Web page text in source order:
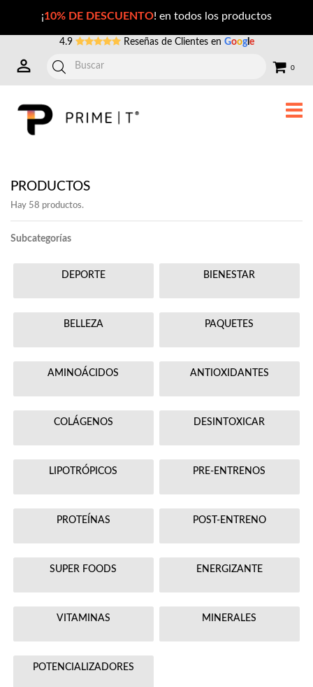
¡10% DE DESCUENTO! en todos los productos
4.9 Reseñas de Clientes en Google
0
PRODUCTOS
Hay 58 productos.
Subcategorías
DEPORTE BIENESTAR
BELLEZA PAQUETES
AMINOÁCIDOS ANTIOXIDANTES
COLÁGENOS DESINTOXICAR
LIPOTRÓPICOS PRE-ENTRENOS
PROTEÍNAS POST-ENTRENO
SUPER FOODS ENERGIZANTE
VITAMINAS MINERALES
POTENCIALIZADORES